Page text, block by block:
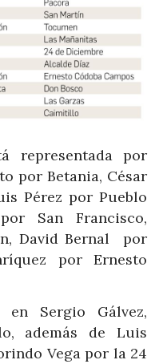
representada por
por Betania, César
Pérez por Pueblo
San Francisco,
David Bernal por
por Ernesto
en Sergio Gálvez,
además de Luis
Vega por la 24